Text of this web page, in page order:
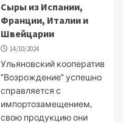
Сыры из Испании,
Франции, Италии и
Швейцарии
14/10/2024
Ульяновский кооператив
"Возрождение" успешно
справляется с
импортозамещением,
свою продукцию они